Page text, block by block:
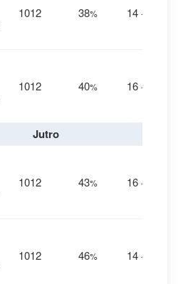
1012 38% 14 --
1012 40% 16 --
Jutro
1012 43% 16 --
1012 46% 14 --